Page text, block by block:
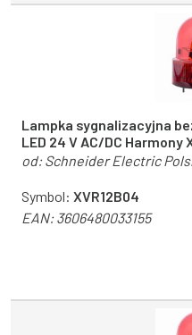
Lampka sygnalizacyjna
LED 24 V AC/DC Harmony
od:Schneider Electric
Symbol: XVR12B04
EAN:3606480033155